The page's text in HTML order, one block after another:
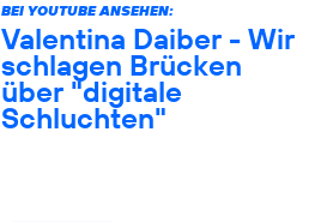
BEI YOUTUBE ANSEHEN:
Valentina Daiber - Wir
schlagen Brücken
über "digitale
Schluchten"